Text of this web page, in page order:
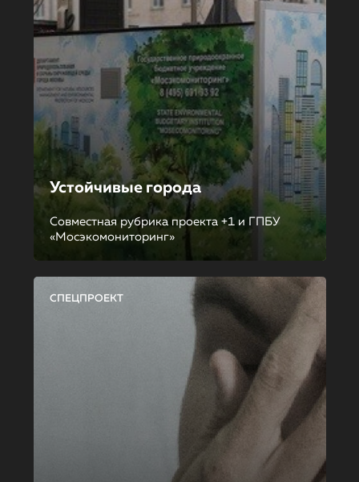
Устойчивые города
Совместная рубрика проекта +1 и ГПБУ
«Мосэкомониторинг»
СПЕЦПРОЕКТ